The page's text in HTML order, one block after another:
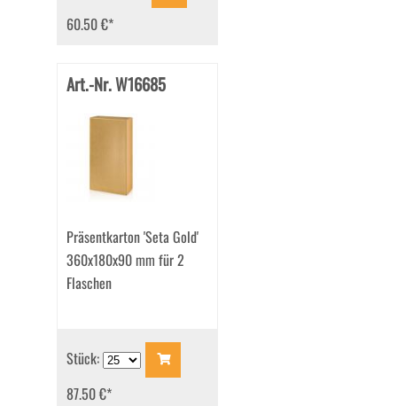
60.50 €*
Art.-Nr. W16685
Präsentkarton 'Seta Gold'
360x180x90 mm für 2
Flaschen
Stück:
87.50 €*